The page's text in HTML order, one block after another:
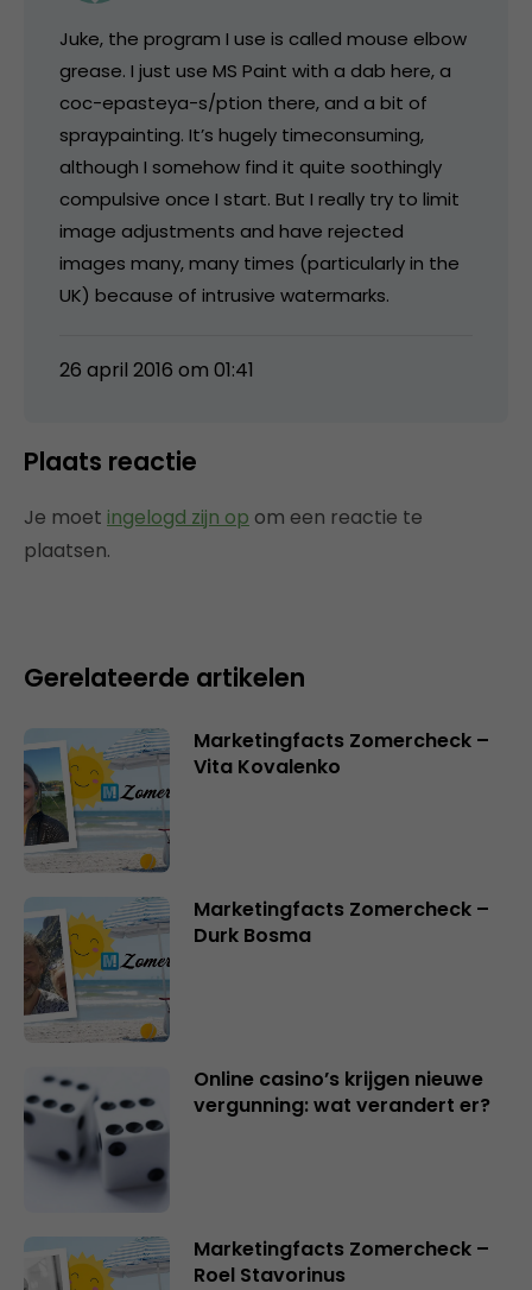
Juke, the program I use is called mouse elbow
grease. I just use MS Paint with a dab here, a
coc-epasteya-s/ption there, and a bit of
spraypainting. It’s hugely timeconsuming,
although I somehow find it quite soothingly
compulsive once I start. But I really try to limit
image adjustments and have rejected
images many, many times (particularly in the
UK) because of intrusive watermarks.
26 april 2016 om 01:41
Plaats reactie
Je moet ingelogd zijn op om een reactie te
plaatsen.
Gerelateerde artikelen
Marketingfacts Zomercheck –
Vita Kovalenko
Marketingfacts Zomercheck –
Durk Bosma
Online casino’s krijgen nieuwe
vergunning: wat verandert er?
Marketingfacts Zomercheck –
Roel Stavorinus